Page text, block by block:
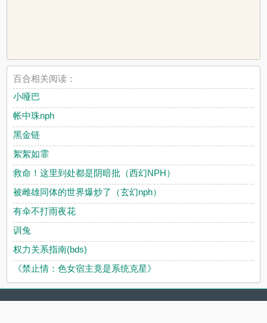
百合相关阅读：
小哑巴
帐中珠nph
黑金链
絮絮如霏
救命！这里到处都是阴暗批（西幻NPH）
被雌雄同体的世界爆炒了（玄幻nph）
有伞不打雨夜花
训兔
权力关系指南(bds)
《禁止情：色女宿主竟是系统克星》